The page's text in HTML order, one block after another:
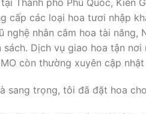
cấp các loại hoa tươi nhập
nhân cắm hoa tài năng,
Dịch vụ giao hoa tận
còn thường xuyên cập
sang trọng, tôi đã đặt hoa